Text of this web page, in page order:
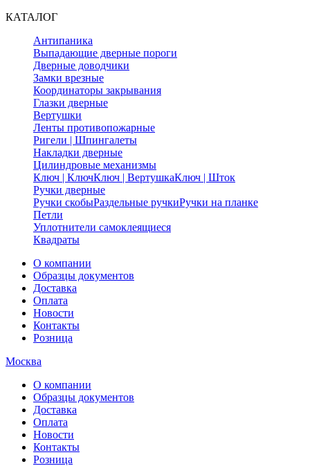
КАТАЛОГ
Антипаника
Выпадающие дверные пороги
Дверные доводчики
Замки врезные
Координаторы закрывания
Глазки дверные
Вертушки
Ленты противопожарные
Ригели | Шпингалеты
Накладки дверные
Цилиндровые механизмы
Ключ | КлючКлюч | ВертушкаКлюч | Шток
Ручки дверные
Ручки скобыРаздельные ручкиРучки на планке
Петли
Уплотнители самоклеящиеся
Квадраты
О компании
Образцы документов
Доставка
Оплата
Новости
Контакты
Розница
Москва
О компании
Образцы документов
Доставка
Оплата
Новости
Контакты
Розница